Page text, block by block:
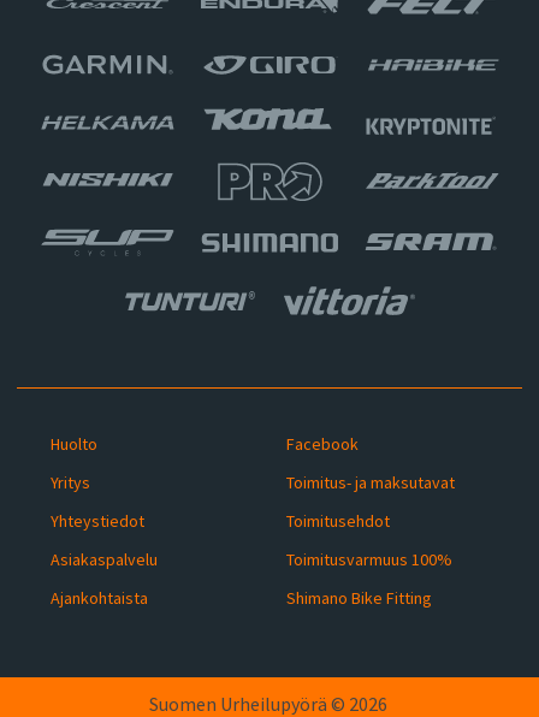
Huolto
Yritys
Yhteystiedot
Asiakaspalvelu
Ajankohtaista
Facebook
Toimitus- ja maksutavat
Toimitusehdot
Toimitusvarmuus 100%
Shimano Bike Fitting